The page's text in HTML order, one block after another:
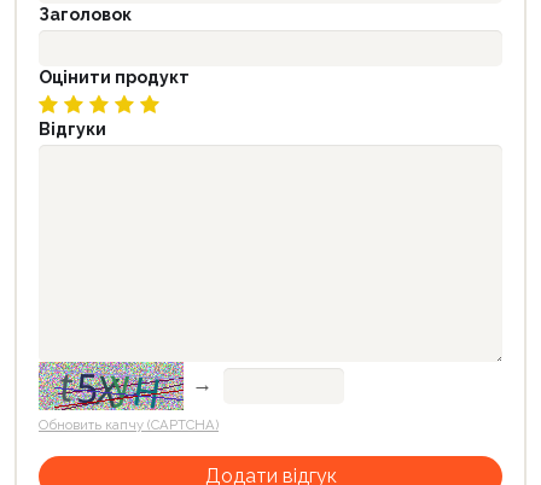
Заголовок
Оцінити продукт
Відгуки
→
Обновить капчу (CAPTCHA)